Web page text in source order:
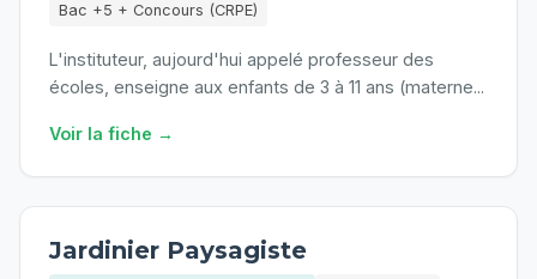
Bac +5 + Concours (CRPE)
L'instituteur, aujourd'hui appelé professeur des
écoles, enseigne aux enfants de 3 à 11 ans (materne...
Voir la fiche →
Jardinier Paysagiste